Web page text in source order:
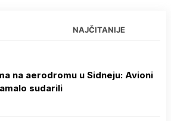
NAJČITANIJE
na aerodromu u Sidneju: Avioni
sudarili